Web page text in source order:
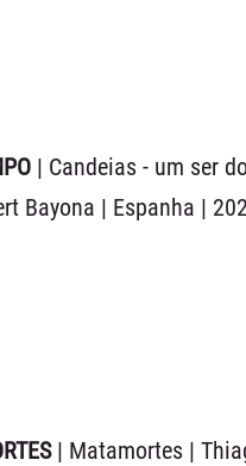
| Candeias - um ser
Bayona | Espanha |
| Matamortes |